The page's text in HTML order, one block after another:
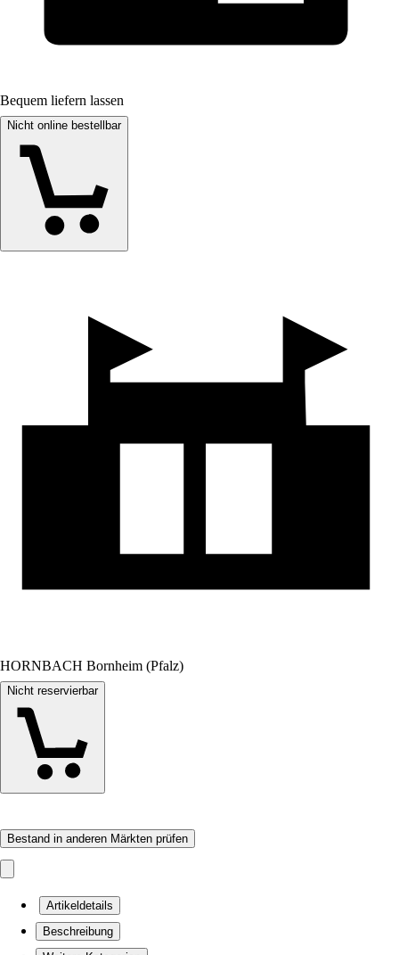
Bequem liefern lassen
Nicht online bestellbar
HORNBACH Bornheim (Pfalz)
Nicht reservierbar
Bestand in anderen Märkten prüfen
Artikeldetails
Beschreibung